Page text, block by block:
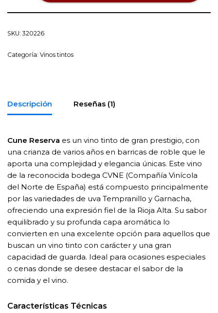
SKU: 320226
Categoría: Vinos tintos
Descripción Reseñas (1)
Cune Reserva es un vino tinto de gran prestigio, con
una crianza de varios años en barricas de roble que le
aporta una complejidad y elegancia únicas. Este vino
de la reconocida bodega CVNE (Compañía Vinícola
del Norte de España) está compuesto principalmente
por las variedades de uva Tempranillo y Garnacha,
ofreciendo una expresión fiel de la Rioja Alta. Su sabor
equilibrado y su profunda capa aromática lo
convierten en una excelente opción para aquellos que
buscan un vino tinto con carácter y una gran
capacidad de guarda. Ideal para ocasiones especiales
o cenas donde se desee destacar el sabor de la
comida y el vino.
Características Técnicas